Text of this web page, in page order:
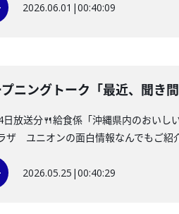
2026.06.01 |00:40:09
ニングトーク「最近、聞き
日放送分🍴給食係「沖縄県内のおい
ザ ユニオンの面白情報なんでもご紹
2026.05.25 |00:40:29